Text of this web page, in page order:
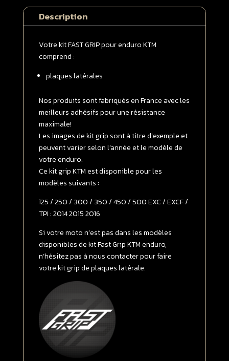
plaques
latérales
KTM
125
/
/
/
350
/
450
/
500
EXC
/
/
TPI
2014
-
>
2016
GRIP
Transparent
Description
Votre kit FAST GRIP pour enduro KTM
comprend :
plaques latérales
Nos produits sont fabriqués en France avec les
meilleurs adhésifs pour une résistance
maximale!
Les images de kit grip sont à titre d’exemple et
peuvent varier selon l’année et le modèle de
votre enduro.
Ce kit grip KTM est disponible pour les
modèles suivants :
125 / 250 / 300 / 350 / 450 / 500 EXC / EXCF /
TPI : 2014 2015 2016
Si votre moto n’est pas dans les modèles
disponibles de kit Fast Grip KTM enduro,
n’hésitez pas à nous contacter pour faire
votre kit grip de plaques latérale.